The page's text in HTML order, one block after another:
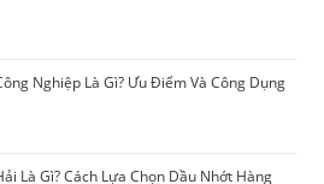
Nghiệp Là Gì? Ưu Điểm Và Công Dụng
Là Gì? Cách Lựa Chọn Dầu Nhớt Hàng